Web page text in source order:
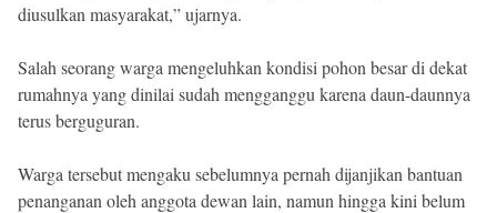
diusulkan masyarakat,” ujarnya.
Salah seorang warga mengeluhkan kondisi pohon besar di dekat
rumahnya yang dinilai sudah mengganggu karena daun-daunnya
terus berguguran.
Warga tersebut mengaku sebelumnya pernah dijanjikan bantuan
penanganan oleh anggota dewan lain, namun hingga kini belum